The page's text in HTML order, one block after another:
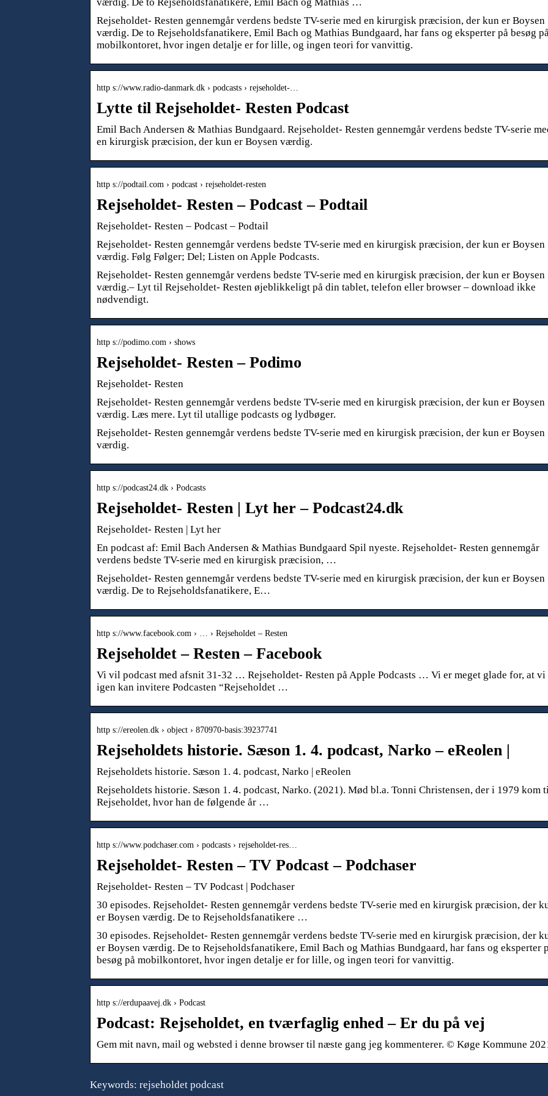
Rejseholdet- Resten gennemgår verdens bedste TV-serie med en kirurgisk præcision, der kun er Boysen
værdig. De to Rejseholdsfanatikere, Emil Bach og Mathias Bundgaard, har fans og eksperter på besøg
mobilkontoret, hvor ingen detalje er for lille, og ingen teori for vanvittig.
http s://www.radio-danmark.dk › podcasts › rejseholdet-…
Lytte til Rejseholdet- Resten Podcast
Emil Bach Andersen & Mathias Bundgaard. Rejseholdet- Resten gennemgår verdens bedste TV-serie
en kirurgisk præcision, der kun er Boysen værdig.
http s://podtail.com › podcast › rejseholdet-resten
Rejseholdet- Resten – Podcast – Podtail
Rejseholdet- Resten – Podcast – Podtail
Rejseholdet- Resten gennemgår verdens bedste TV-serie med en kirurgisk præcision, der kun er Boysen
værdig. Følg Følger; Del; Listen on Apple Podcasts.
Rejseholdet- Resten gennemgår verdens bedste TV-serie med en kirurgisk præcision, der kun er Boysen
værdig.– Lyt til Rejseholdet- Resten øjeblikkeligt på din tablet, telefon eller browser – download ikke
nødvendigt.
http s://podimo.com › shows
Rejseholdet- Resten – Podimo
Rejseholdet- Resten
Rejseholdet- Resten gennemgår verdens bedste TV-serie med en kirurgisk præcision, der kun er Boysen
værdig. Læs mere. Lyt til utallige podcasts og lydbøger.
Rejseholdet- Resten gennemgår verdens bedste TV-serie med en kirurgisk præcision, der kun er Boysen
værdig.
http s://podcast24.dk › Podcasts
Rejseholdet- Resten | Lyt her – Podcast24.dk
Rejseholdet- Resten | Lyt her
En podcast af: Emil Bach Andersen & Mathias Bundgaard Spil nyeste. Rejseholdet- Resten gennemgår
verdens bedste TV-serie med en kirurgisk præcision, …
Rejseholdet- Resten gennemgår verdens bedste TV-serie med en kirurgisk præcision, der kun er Boysen
værdig. De to Rejseholdsfanatikere, E…
http s://www.facebook.com › … › Rejseholdet – Resten
Rejseholdet – Resten – Facebook
Vi vil podcast med afsnit 31-32 … ‎Rejseholdet- Resten på Apple Podcasts … Vi er meget glade for, at vi
igen kan invitere Podcasten “Rejseholdet …
http s://ereolen.dk › object › 870970-basis:39237741
Rejseholdets historie. Sæson 1. 4. podcast, Narko – eReolen |
Rejseholdets historie. Sæson 1. 4. podcast, Narko | eReolen
Rejseholdets historie. Sæson 1. 4. podcast, Narko. (2021). Mød bl.a. Tonni Christensen, der i 1979 kom
Rejseholdet, hvor han de følgende år …
http s://www.podchaser.com › podcasts › rejseholdet-res…
Rejseholdet- Resten – TV Podcast – Podchaser
Rejseholdet- Resten – TV Podcast | Podchaser
30 episodes. Rejseholdet- Resten gennemgår verdens bedste TV-serie med en kirurgisk præcision, der
er Boysen værdig. De to Rejseholdsfanatikere …
30 episodes. Rejseholdet- Resten gennemgår verdens bedste TV-serie med en kirurgisk præcision, der
er Boysen værdig. De to Rejseholdsfanatikere, Emil Bach og Mathias Bundgaard, har fans og eksperter
besøg på mobilkontoret, hvor ingen detalje er for lille, og ingen teori for vanvittig.
http s://erdupaavej.dk › Podcast
Podcast: Rejseholdet, en tværfaglig enhed – Er du på vej
Gem mit navn, mail og websted i denne browser til næste gang jeg kommenterer. © Køge Kommune
Keywords: rejseholdet podcast